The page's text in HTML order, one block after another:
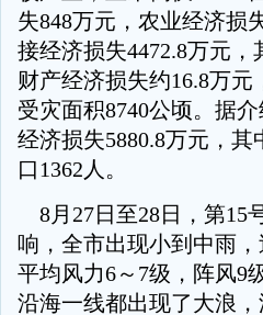
失848万元，农业经济损
接经济损失4472.8万元
财产经济损失约16.8万
受灾面积8740公顷。据
经济损失5880.8万元，
口1362人。
8月27日至28日，第15
响，全市出现小到中雨
平均风力6～7级，阵风9
沿海一线都出现了大浪